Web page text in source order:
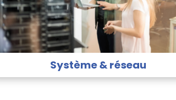
Système & réseau